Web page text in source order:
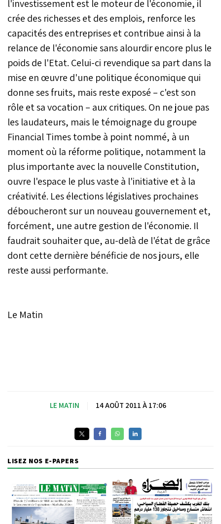
l'investissement est le moteur de l'économie, il
crée des richesses et des emplois, renforce les
capacités des entreprises et contribue ainsi à la
relance de l'économie sans alourdir encore plus le
poids de l'Etat. Celui-ci revendique sa part dans la
mise en œuvre d'une politique économique qui
donne ses fruits, mais reste exposé – c'est son
rôle et sa vocation – aux critiques. On ne joue pas
les laudateurs, mais le témoignage du groupe
Financial Times tombe à point nommé, à un
moment où la réforme politique, notamment la
plus importante avec la nouvelle Constitution,
ouvre l'espace le plus vaste à l'initiative et à la
créativité. Les élections législatives prochaines
déboucheront sur un nouveau gouvernement et,
forcément, une autre gestion de l'économie. Il
faudrait souhaiter que, au-delà de l'état de grâce
dont cette dernière bénéficie de nos jours, elle
reste aussi performante.
Le Matin
LE MATIN 14 AOÛT 2011 À 17:06
LISEZ NOS E-PAPERS